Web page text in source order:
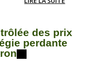
des prix
perdante